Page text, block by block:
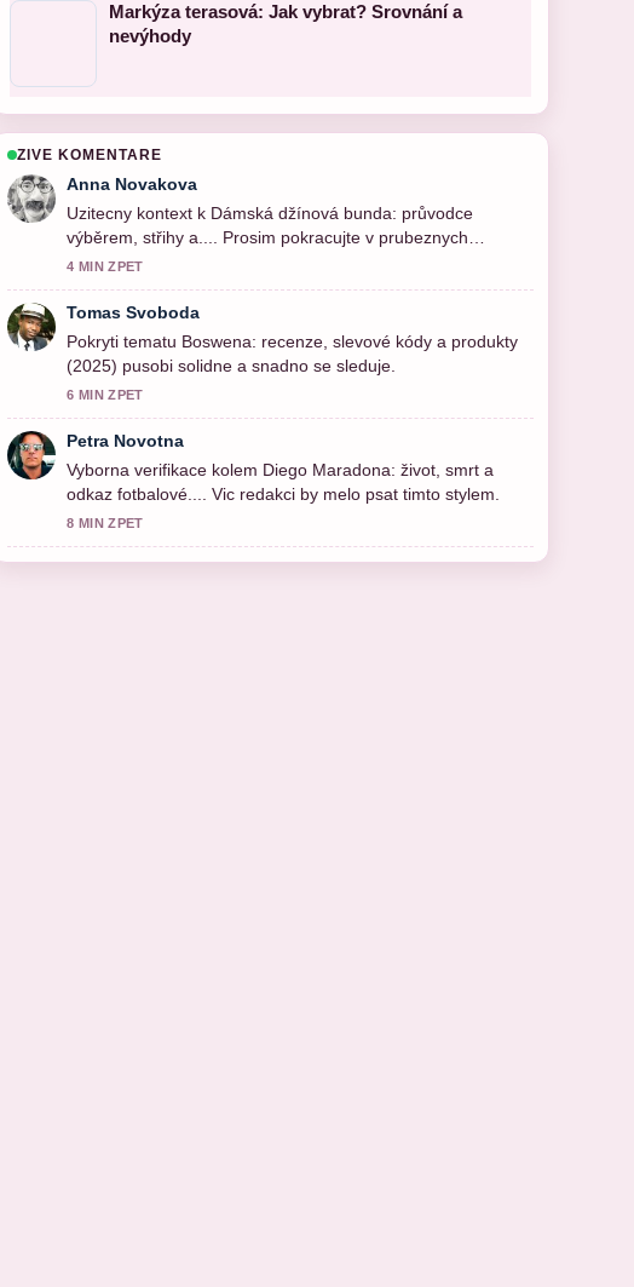
Markýza terasová: Jak vybrat? Srovnání a
nevýhody
ZIVE KOMENTARE
Anna Novakova
Uzitecny kontext k Dámská džínová bunda: průvodce
výběrem, střihy a.... Prosim pokracujte v prubeznych
aktualizacich.
4 MIN ZPET
Tomas Svoboda
Pokryti tematu Boswena: recenze, slevové kódy a produkty
(2025) pusobi solidne a snadno se sleduje.
6 MIN ZPET
Petra Novotna
Vyborna verifikace kolem Diego Maradona: život, smrt a
odkaz fotbalové.... Vic redakci by melo psat timto stylem.
8 MIN ZPET